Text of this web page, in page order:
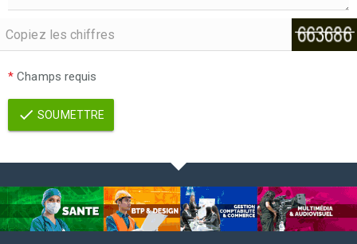
* Champs requis
SOUMETTRE